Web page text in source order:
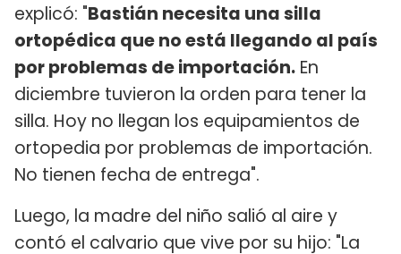
explicó: "Bastián necesita una silla
ortopédica que no está llegando al país
por problemas de importación. En
diciembre tuvieron la orden para tener la
silla. Hoy no llegan los equipamientos de
ortopedia por problemas de importación.
No tienen fecha de entrega".
Luego, la madre del niño salió al aire y
contó el calvario que vive por su hijo: "La